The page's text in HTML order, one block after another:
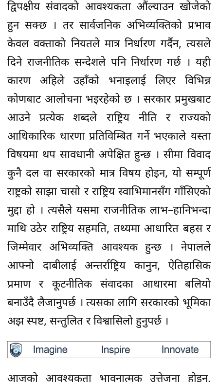
द्विपक्षीय संवादको आवश्यकता औंल्याउन खोजेको
हुन सक्छ । तर सार्वजनिक अभिव्यक्तिको प्रभाव
केवल वक्ताको नियतले मात्र निर्धारण गर्दैन, त्यसले
दिने राजनीतिक सन्देशले पनि निर्धारण गर्छ । यही
कारण अहिले उहाँको भनाइलाई लिएर विभिन्न
कोणबाट आलोचना भइरहेको छ । सरकार प्रमुखबाट
आउने प्रत्येक शब्दले राष्ट्रिय नीति र राज्यको
आधिकारिक धारणा प्रतिविम्बित गर्ने भएकाले यस्ता
विषयमा थप सावधानी अपेक्षित हुन्छ । सीमा विवाद
कुनै दल वा सरकारको मात्र विषय होइन, यो सम्पूर्ण
राष्ट्रको साझा चासो र राष्ट्रिय स्वाभिमानसँग गाँसिएको
मुद्दा हो । त्यसैले यसमा राजनीतिक लाभ–हानिभन्दा
माथि उठेर राष्ट्रिय सहमति, तथ्यमा आधारित बहस र
जिम्मेवार अभिव्यक्ति आवश्यक हुन्छ । नेपालले
आफ्नो दाबीलाई अन्तर्राष्ट्रिय कानुन, ऐतिहासिक
प्रमाण र कूटनीतिक संवादका आधारमा बलियो
बनाउँदै लैजानुपर्छ । त्यसका लागि सरकारको भूमिका
अझ स्पष्ट, सन्तुलित र विश्वासिलो हुनुपर्छ ।